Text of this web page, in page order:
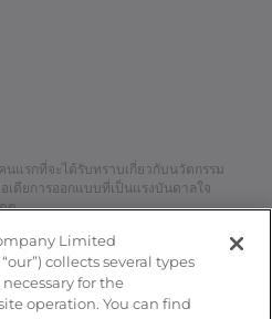
นแรกที่จะได้รับทราบเกี่ยวกับนวัตกรรม
ดียการออกแบบที่เป็นแรงบันดาลใจ
ต
รสมาชิกLimited
“our”) collects several types
for the
operation. You can find